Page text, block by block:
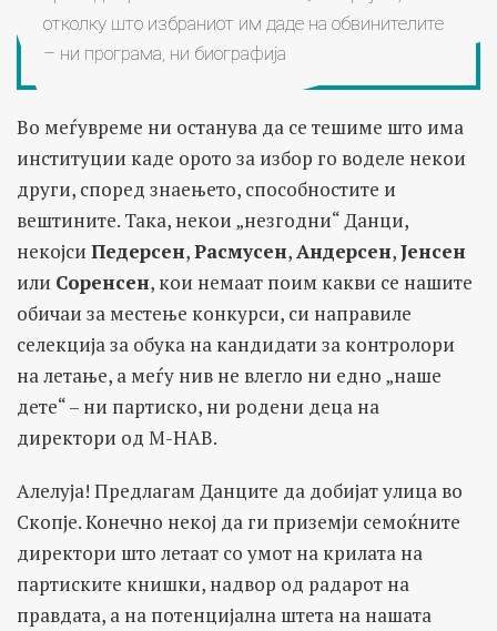
отколку што избраниот им даде на обвинителите
– ни програма, ни биографија
Во меѓувреме ни останува да се тешиме што има
институции каде орото за избор го воделе некои
други, според знаењето, способностите и
вештините. Така, некои „незгодни“ Данци,
некојси Педерсен,Расмусен,Андерсен,Јенсен
или Соренсен, кои немаат поим какви се нашите
обичаи за местење конкурси, си направиле
селекција за обука на кандидати за контролори
на летање, а меѓу нив не влегло ни едно „наше
дете“ – ни партиско, ни родени деца на
директори од М-НАВ.
Алелуја! Предлагам Данците да добијат улица во
Скопје. Конечно некој да ги приземји семоќните
директори што летаат со умот на крилата на
партиските книшки, надвор од радарот на
правдата, а на потенцијална штета на нашата